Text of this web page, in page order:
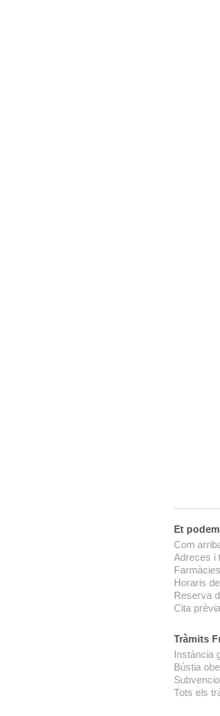
Et
Com
Adreces i
Horaris
Reserva
Cita prèvia
Tràmits
Instància
Bústia
Tots els